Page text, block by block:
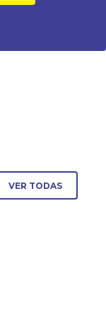
VER TODAS